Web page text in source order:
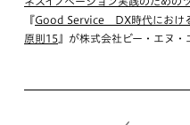
『Good Service DX時代におけ
原則15』が株式会社ビー・エヌ・